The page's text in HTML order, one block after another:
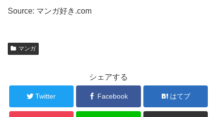
Source: マンガ好き.com
マンガ
シェアする
Twitter Facebook はてブ